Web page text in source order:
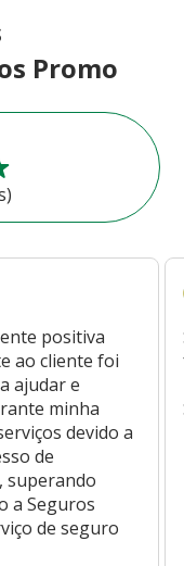
Promo
positiva
ao cliente foi
ajudar e
minha
devido a
de
superando
a Seguros
de seguro